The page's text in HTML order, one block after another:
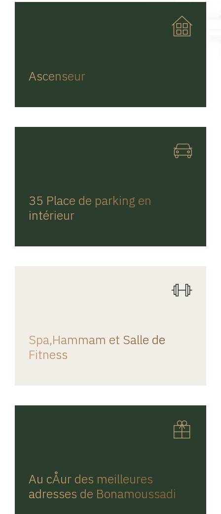
Ascenseur
35 Place de parking en
intérieur
Spa,Hammam et Salle de
Fitness
Au cÅur des meilleures
adresses de Bonamoussadi